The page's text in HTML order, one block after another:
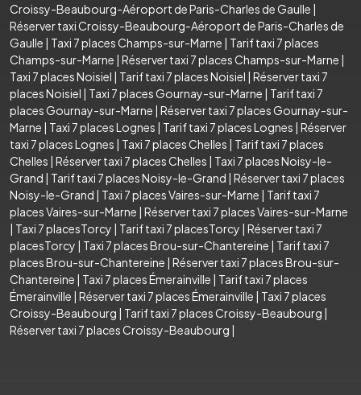
Croissy-Beaubourg-Aéroport de Paris-Charles de Gaulle |
Réserver taxi Croissy-Beaubourg-Aéroport de Paris-Charles de
Gaulle | Taxi 7 places Champs-sur-Marne | Tarif taxi 7 places
Champs-sur-Marne | Réserver taxi 7 places Champs-sur-Marne |
Taxi 7 places Noisiel | Tarif taxi 7 places Noisiel | Réserver taxi 7
places Noisiel | Taxi 7 places Gournay-sur-Marne | Tarif taxi 7
places Gournay-sur-Marne | Réserver taxi 7 places Gournay-sur-
Marne | Taxi 7 places Lognes | Tarif taxi 7 places Lognes | Réserver
taxi 7 places Lognes | Taxi 7 places Chelles | Tarif taxi 7 places
Chelles | Réserver taxi 7 places Chelles | Taxi 7 places Noisy-le-
Grand | Tarif taxi 7 places Noisy-le-Grand | Réserver taxi 7 places
Noisy-le-Grand | Taxi 7 places Vaires-sur-Marne | Tarif taxi 7
places Vaires-sur-Marne | Réserver taxi 7 places Vaires-sur-Marne
| Taxi 7 placesTorcy | Tarif taxi 7 placesTorcy | Réserver taxi 7
placesTorcy | Taxi 7 places Brou-sur-Chantereine | Tarif taxi 7
places Brou-sur-Chantereine | Réserver taxi 7 places Brou-sur-
Chantereine | Taxi 7 places Émerainville | Tarif taxi 7 places
Émerainville | Réserver taxi 7 places Émerainville | Taxi 7 places
Croissy-Beaubourg | Tarif taxi 7 places Croissy-Beaubourg |
Réserver taxi 7 places Croissy-Beaubourg |